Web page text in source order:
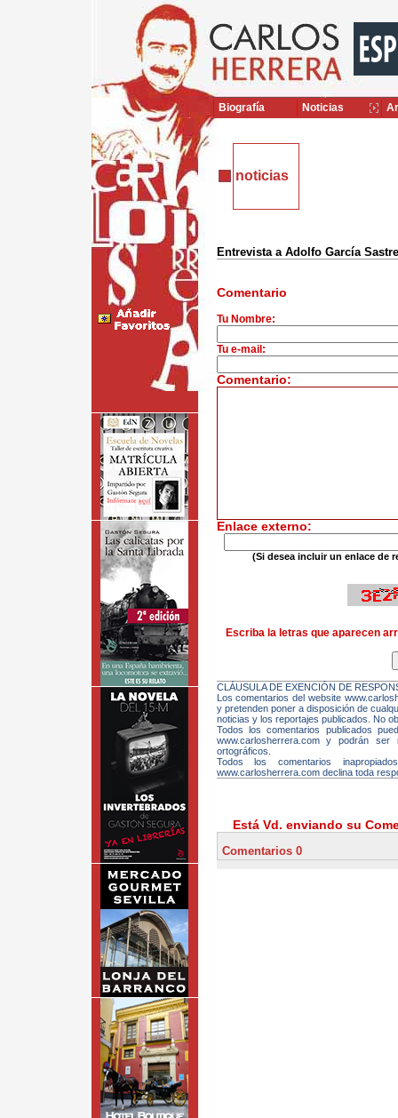
noticias
Entrevista a Adolfo García Sastre
Comentario
Tu Nombre:
Tu e-mail:
Comentario:
Enlace externo:
(Si desea incluir un enlace de
Escriba la letras que aparecen
CLÁUSULA DE EXENCIÓN DE
Los comentarios del website
y pretenden poner a disposición de
noticias y los reportajes publicados. No
Todos los comentarios publicados
www.carlosherrera.com y podrán
ortográficos.
Todos los comentarios
www.carlosherrera.com declina toda
Está Vd. enviando su
Comentarios 0
Biografía Noticias